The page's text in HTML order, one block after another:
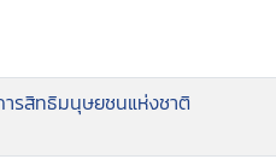
รสิทธิมนุษยชนแห่งชาติ